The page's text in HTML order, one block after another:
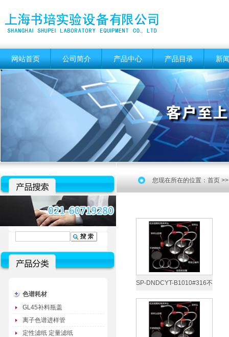
网站首页 公司简介 产品中心 产品目录 新
色谱耗材
GL45补料瓶盖
离子色谱进样管
定性滤纸 定量滤纸
您现在所在的位置： 首页
SP-DNDCYT-B1010#316不
锈钢低浓度颗粒物采样头